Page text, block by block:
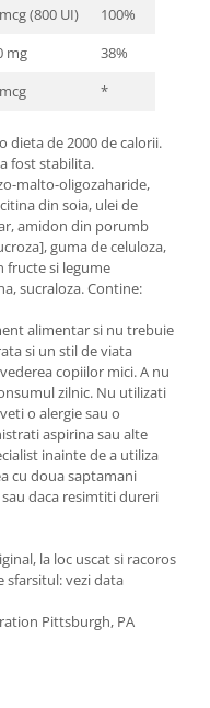
(800 UI)
100%
mg
38%
*
dieta de 2000 de calorii.
fost stabilita.
malto-oligozaharide,
din soia, ulei de
amidon din porumb
guma de celuloza,
fructe si legume
sucraloza. Contine:
alimentar si nu trebuie
si un stil de viata
copiilor mici. A nu
zilnic. Nu utilizati
o alergie sau o
aspirina sau alte
inainte de a utiliza
cu doua saptamani
daca resimtiti dureri
la loc uscat si racoros
sfarsitul: vezi data
Pittsburgh, PA